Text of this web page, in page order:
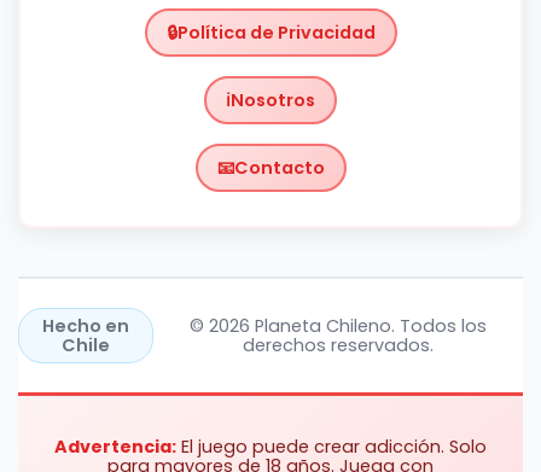
Política de Privacidad
Nosotros
Contacto
Hecho en
Chile
© 2026 Planeta Chileno. Todos los
derechos reservados.
Advertencia: El juego puede crear adicción. Solo
para mayores de 18 años. Juega con